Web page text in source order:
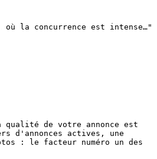
la concurrence est intense…"
qualité de votre annonce est
d'annonces actives, une
: le facteur numéro un des